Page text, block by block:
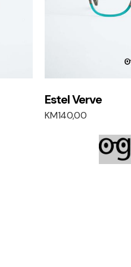
Estel Verve
KM140,00